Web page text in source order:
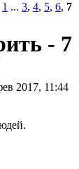
1 ... 3, 4, 5, 6, 7
- 7
2017, 11:44